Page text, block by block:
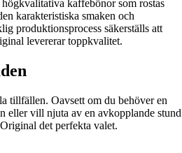
kaffebönor som rostas
karakteristiska smaken och
produktionsprocess säkerställs att
levererar toppkvalitet.
tillfällen. Oavsett om du behöver en
eller vill njuta av en avkopplande stund
det perfekta valet.